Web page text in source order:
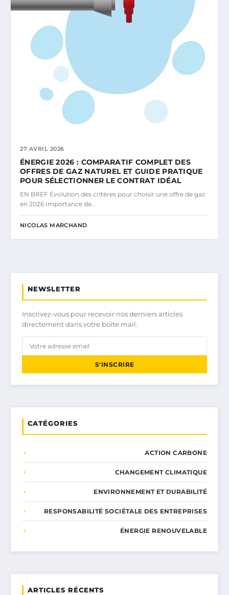
27 AVRIL 2026
ÉNERGIE 2026 : COMPARATIF COMPLET DES
OFFRES DE GAZ NATUREL ET GUIDE PRATIQUE
POUR SÉLECTIONNER LE CONTRAT IDÉAL
EN BREF Évolution des critères pour choisir une offre de gaz
en 2026 Importance de…
NICOLAS MARCHAND
NEWSLETTER
Inscrivez-vous pour recevoir nos derniers articles
directement dans votre boîte mail.
S'INSCRIRE
CATÉGORIES
ACTION CARBONE
CHANGEMENT CLIMATIQUE
ENVIRONNEMENT ET DURABILITÉ
RESPONSABILITÉ SOCIÉTALE DES ENTREPRISES
ÉNERGIE RENOUVELABLE
ARTICLES RÉCENTS